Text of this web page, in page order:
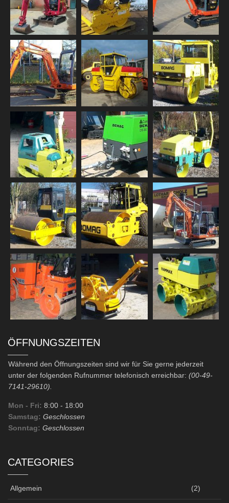
ÖFFNUNGSZEITEN
Während den Öffnungszeiten sind wir für Sie gerne jederzeit
unter der folgenden Rufnummer telefonisch erreichbar: (00-49-
7141-29610).
Mon - Fri: 8:00 - 18:00
Samstag: Geschlossen
Sonntag: Geschlossen
CATEGORIES
Allgemein (2)